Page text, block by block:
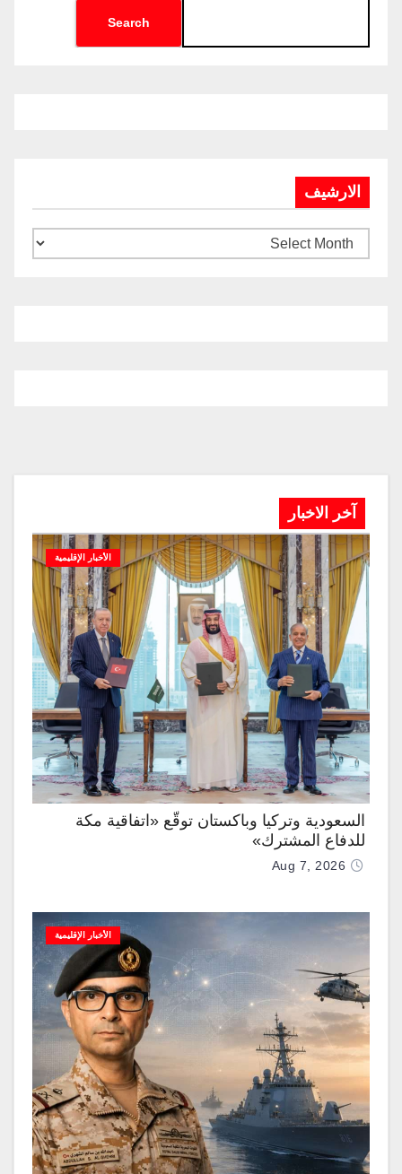
Search
الارشيف
آخر الاخبار
الأخبار الإقليمية
السعودية وتركيا وباكستان توقّع «اتفاقية مكة
للدفاع المشترك»
Aug 7, 2026
الأخبار الإقليمية